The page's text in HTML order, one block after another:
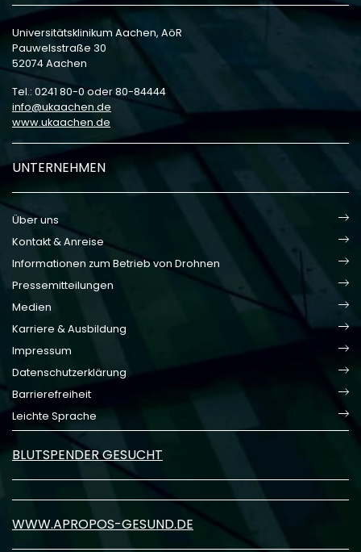
Universitätsklinikum Aachen, AöR
Pauwelsstraße 30
52074 Aachen
Tel.: 0241 80-0 oder 80-84444
info
ukaachen de
www.ukaachen.de
UNTERNEHMEN
Über uns
Kontakt & Anreise
Informationen zum Betrieb von Drohnen
Pressemitteilungen
Medien
Karriere & Ausbildung
Impressum
Datenschutzerklärung
Barrierefreiheit
Leichte Sprache
BLUTSPENDER GESUCHT
WWW.APROPOS-GESUND.DE